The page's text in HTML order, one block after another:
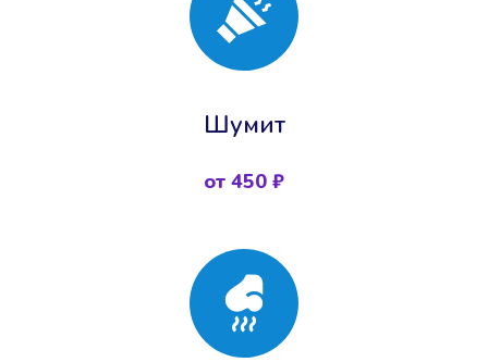
Шумит
от 450 ₽